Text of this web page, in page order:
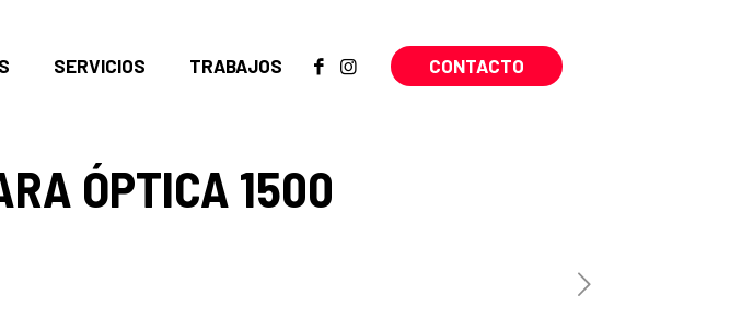
SERVICIOS TRABAJOS CONTACTO
ÓPTICA 1500